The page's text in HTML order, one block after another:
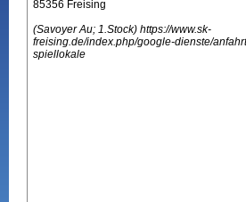
85356 Freising
(Savoyer Au; 1.Stock) https://www.sk-
freising.de/index.php/google-dienste/
spiellokale